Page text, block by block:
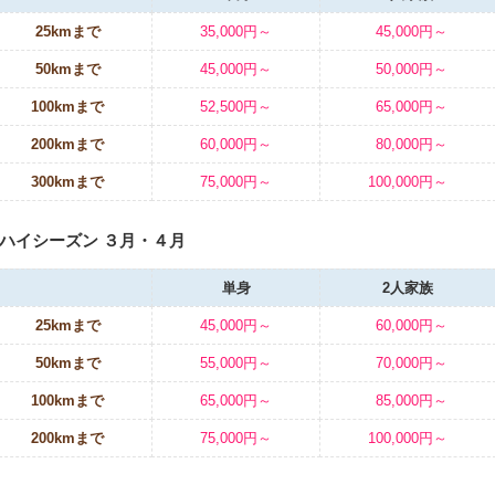
25kmまで 35,000円～ 45,000円～
50kmまで 45,000円～ 50,000円～
100kmまで 52,500円～ 65,000円～
200kmまで 60,000円～ 80,000円～
300kmまで 75,000円～ 100,000円～
ハイシーズン ３月・４月
単身 2人家族
25kmまで 45,000円～ 60,000円～
50kmまで 55,000円～ 70,000円～
100kmまで 65,000円～ 85,000円～
200kmまで 75,000円～ 100,000円～